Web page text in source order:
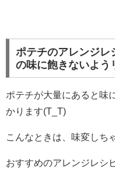
ポテチのアレンジレ
の味に飽きないよう
ポテチが大量にあると味
かります(T_T)
こんなときは、味変しち
おすすめのアレンジレシ